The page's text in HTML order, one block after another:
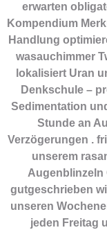
erwarten
Kompendium
Handlung
wasauchimmer
lokalisiert Uran
Denkschule –
Sedimentation
Stunde an
Verzögerungen .
unserem
Augenblinzeln
gutgeschrieben
unseren
jeden Freitag